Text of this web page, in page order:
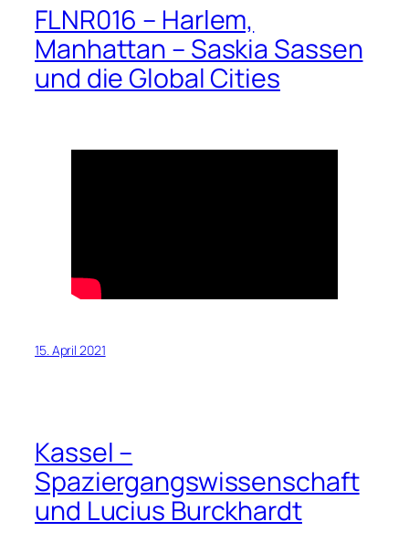
FLNR016 – Harlem,
Manhattan – Saskia Sassen
und die Global Cities
15. April 2021
Kassel –
Spaziergangswissenschaft
und Lucius Burckhardt